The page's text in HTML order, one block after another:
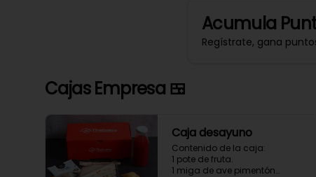
Acumula
Regístrate, gana
Cajas Empresa 🍱
Caja desayuno
Contenido de la caja:
1 pote de fruta.
1 miga de ave pimentón